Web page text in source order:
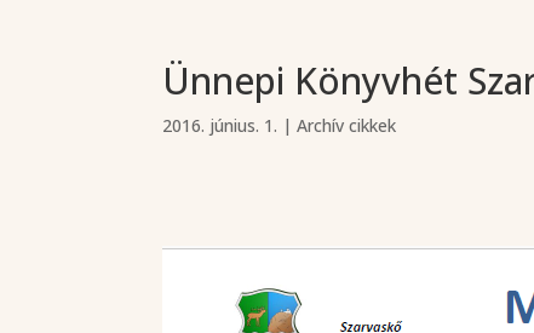
Ünnepi Könyvhét
2016. június. 1. |Archív cikkek